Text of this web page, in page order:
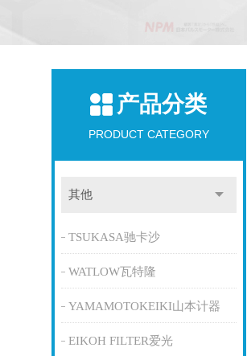
产品分类
PRODUCT CATEGORY
其他
TSUKASA驰卡沙
WATLOW瓦特隆
YAMAMOTOKEIKI山本计器
EIKOH FILTER爱光